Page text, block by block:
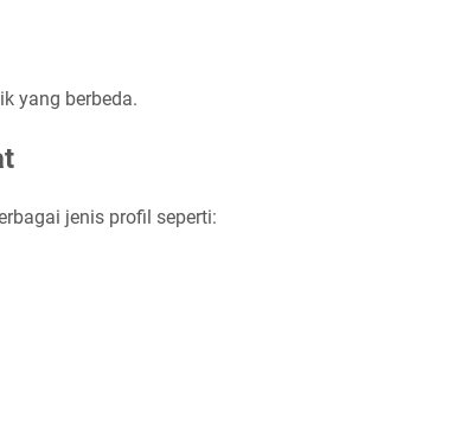
yang berbeda.
jenis profil seperti: